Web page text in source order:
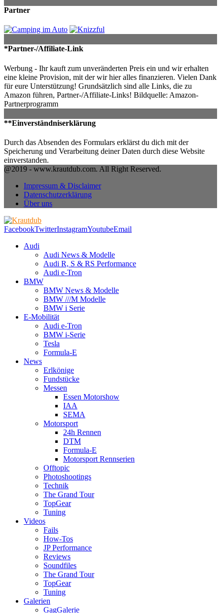
Partner
*Partner-/Affiliate-Link
Werbung - Ihr kauft zum unveränderten Preis ein und wir erhalten
eine kleine Provision, mit der wir hier alles finanzieren. Vielen Dank
für eure Unterstützung! Grundsätzlich sind alle Links, die zu
Amazon führen, Partner-/Affiliate-Links! Bildquelle: Amazon-
Partnerprogramm
**Einverständniserklärung
Durch das Absenden des Formulars erklärst du dich mit der
Speicherung und Verarbeitung deiner Daten durch diese Website
einverstanden.
@2019 - www.krautdub.com. All Right Reserved.
Impressum & Disclaimer
Datenschutzerklärung
Über uns
FacebookTwitterInstagramYoutubeEmail
Audi
Audi News & Modelle
Audi R, S & RS Performance
Audi e-Tron
BMW
BMW News & Modelle
BMW ///M Modelle
BMW i Serie
E-Mobilität
Audi e-Tron
BMW i-Serie
Tesla
Formula-E
News
Erlkönige
Fundstücke
Messen
Essen Motorshow
IAA
SEMA
Motorsport
24h Rennen
DTM
Formula-E
Motorsport Rennserien
Offtopic
Photoshootings
Technik
The Grand Tour
TopGear
Tuning
Videos
Fails
How-Tos
JP Performance
Reviews
Soundfiles
The Grand Tour
TopGear
Tuning
Galerien
GagGalerie